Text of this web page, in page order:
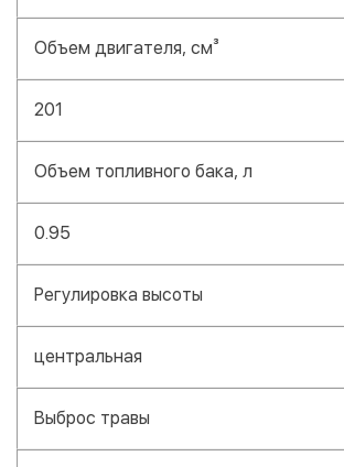
Объем двигателя, см³
201
Объем топливного бака, л
0.95
Регулировка высоты
центральная
Выброс травы